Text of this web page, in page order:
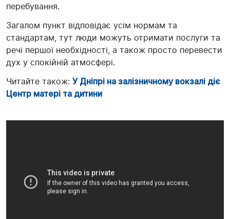
перебування.
Загалом пункт відповідає усім нормам та
стандартам, тут люди можуть отримати послуги та
речі першої необхідності, а також просто перевести
дух у спокійній атмосфері.
Читайте також: У Дніпрі на залізничному вокзалі діє
Центр матері та дитини